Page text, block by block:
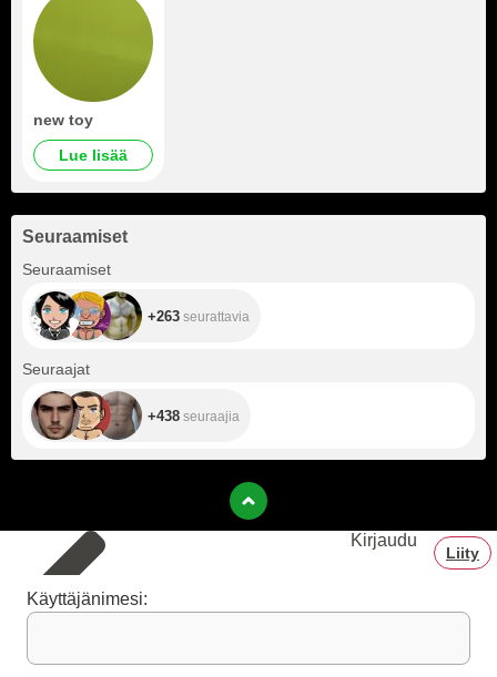
new toy
Lue lisää
Seuraamiset
Seuraamiset
+263 seurattavia
Seuraajat
+438 seuraajia
Kirjaudu
Liity
Käyttäjänimesi: